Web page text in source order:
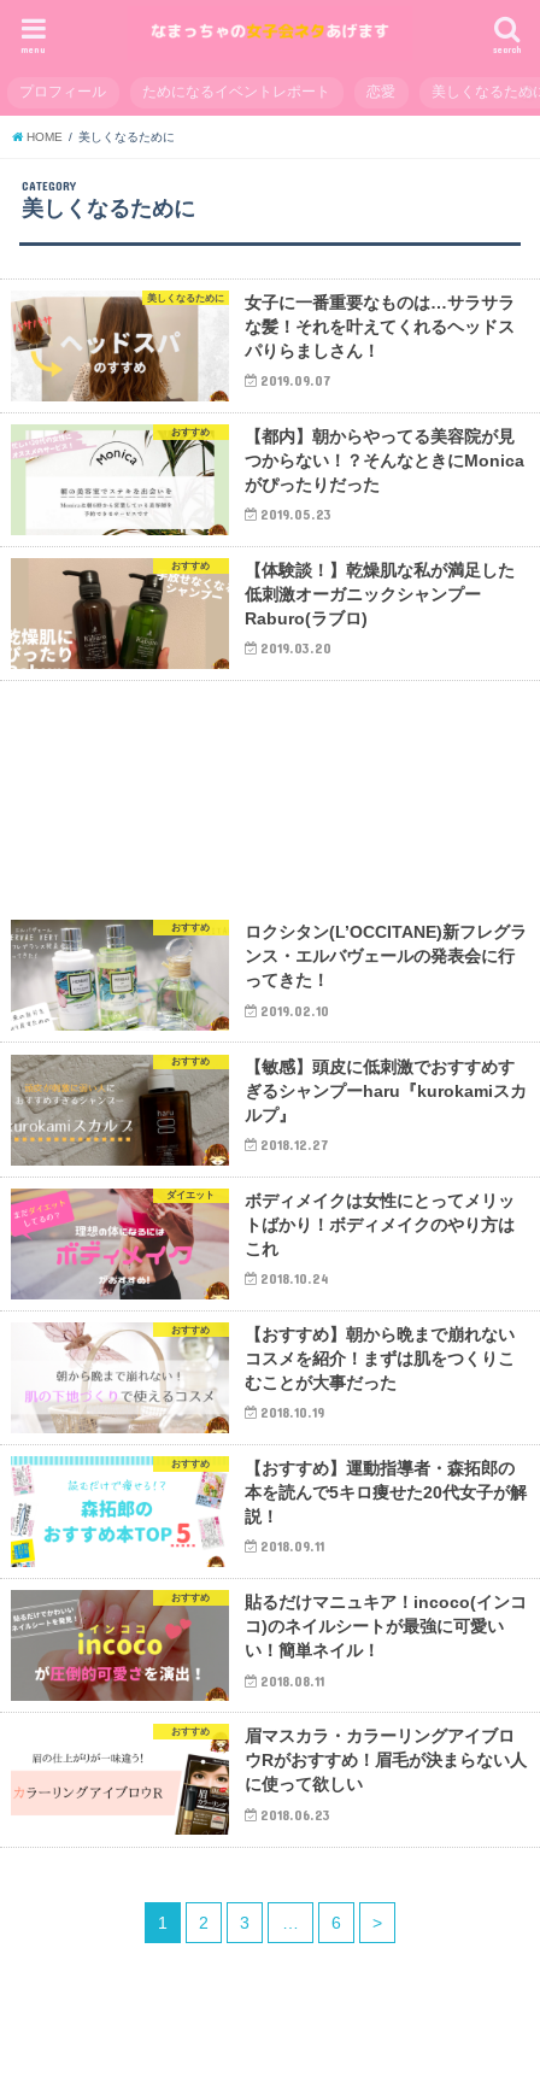
search
menu
プロフィール ためになるイベントレポート 恋愛 美しくなるため
HOME 美しくなるために
CATEGORY
美しくなるために
美しくなるために
女子に一番重要なものは…サラサラ
な髪！それを叶えてくれるヘッドス
パりらましさん！
2019.09.07
おすすめ
【都内】朝からやってる美容院が見
つからない！？そんなときにMonica
がぴったりだった
2019.05.23
おすすめ
【体験談！】乾燥肌な私が満足した
低刺激オーガニックシャンプー
Raburo(ラブロ)
2019.03.20
おすすめ
ロクシタン(L’OCCITANE)新フレグラ
ンス・エルバヴェールの発表会に行
ってきた！
2019.02.10
おすすめ
【敏感】頭皮に低刺激でおすすめす
ぎるシャンプーharu『kurokamiスカ
ルプ』
2018.12.27
ダイエット
ボディメイクは女性にとってメリッ
トばかり！ボディメイクのやり方は
これ
2018.10.24
おすすめ
【おすすめ】朝から晩まで崩れない
コスメを紹介！まずは肌をつくりこ
むことが大事だった
2018.10.19
おすすめ
【おすすめ】運動指導者・森拓郎の
本を読んで5キロ痩せた20代女子が解
説！
2018.09.11
おすすめ
貼るだけマニュキア！incoco(インコ
コ)のネイルシートが最強に可愛い
い！簡単ネイル！
2018.08.11
おすすめ
眉マスカラ・カラーリングアイブロ
ウRがおすすめ！眉毛が決まらない人
に使って欲しい
2018.06.23
1 2 3 6 >